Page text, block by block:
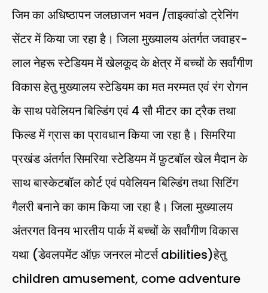
जिम का अधिष्ठापन जलछाजन भवन /ताइक्वांडो ट्रेनिंग
सेंटर में किया जा रहा है। जिला मुख्यालय अंतर्गत जवाहर-
लाल नेहरू स्टेडियम में खेलकूद के क्षेत्र में बच्चों के सर्वांगीण
विकास हेतु मुख्यालय स्टेडियम का मत मरम्मत एवं रंग रोगन
के साथ पवेलियन बिल्डिंग एवं 4 सौ मीटर का ट्रैक तथा
फिल्ड में ग्रास का प्रावधान किया जा रहा है। सिमरिया
प्रखंड अंतर्गत सिमरिया स्टेडियम में फ़ुटबॉल खेल मैदान के
साथ बास्केटबॉल कोर्ट एवं पवेलियन बिल्डिंग तथा सिटिंग
गैलरी बनाने का काम किया जा रहा है। जिला मुख्यालय
अंतरगत विनय भारतीय पार्क में बच्चों के सर्वांगीण विकास
यथा (डेवलपमेंट ऑफ़ जनरल मोटर्स abilities)हेतु
children amusement, come adventure